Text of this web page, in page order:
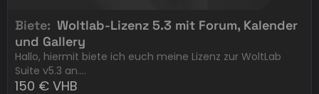
Biete
Woltlab-Lizenz 5.3 mit Forum, Kalender
und Gallery
Hallo, hiermit biete ich euch meine Lizenz zur WoltLab
Suite v5.3 an.…
150 € VHB